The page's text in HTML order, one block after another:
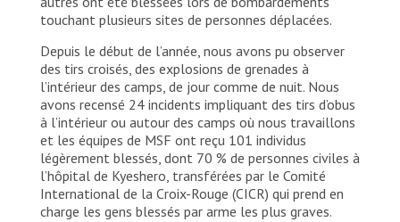
touchant plusieurs sites de personnes déplacées.
Depuis le début de l’année, nous avons pu observer
des tirs croisés, des explosions de grenades à
l’intérieur des camps, de jour comme de nuit. Nous
avons recensé 24 incidents impliquant des tirs d’obus
à l’intérieur ou autour des camps où nous travaillons
et les équipes de MSF ont reçu 101 individus
légèrement blessés, dont 70 % de personnes civiles à
l’hôpital de Kyeshero, transférées par le Comité
International de la Croix-Rouge (CICR) qui prend en
charge les gens blessés par arme les plus graves.